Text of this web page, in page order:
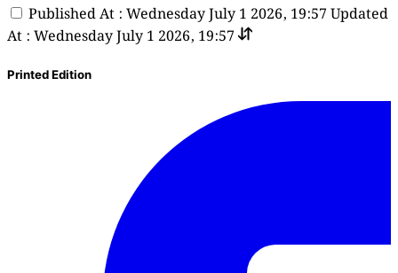
Published At : Wednesday July 1 2026, 19:57 Updated
At : Wednesday July 1 2026, 19:57
Printed Edition